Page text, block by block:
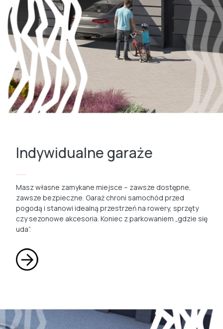
Indywidualne garaże
Masz własne zamykane miejsce – zawsze dostępne,
zawsze bezpieczne. Garaż chroni samochód przed
pogodą i stanowi idealną przestrzeń na rowery, sprzęty
czy sezonowe akcesoria. Koniec z parkowaniem „gdzie się
uda”.